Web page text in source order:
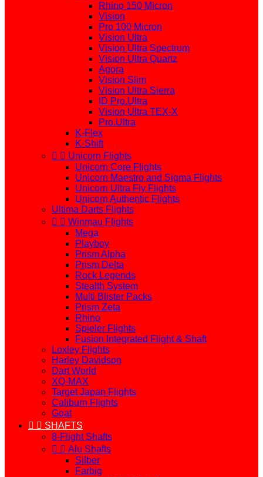
Rhino 150 Micron
Vision
Pro 100 Micron
Vision Ultra
Vision Ultra Spectrum
Vision Ultra Quartz
Agora
Vision Slim
Vision Ultra Sierra
ID Pro.Ultra
Vision Ultra TEX-X
Pro.Ultra
K-Flex
K-Shift
  Unicorn Flights
Unicorn Core Flights
Unicorn Maestro and Sigma Flights
Unicorn Ultra Fly Flights
Unicorn Authentic Flights
Ultima Darts Flights
  Winmau Flights
Mega
Playboy
Prism Alpha
Prism Delta
Rock Legends
Stealth System
Multi Blister Packs
Prism Zeta
Rhino
Spieler Flights
Fusion Integrated Flight & Shaft
Loxley Flights
Harley Davidson
Dart World
XQ-MAX
Target Japan Flights
Caliburn Flights
Goat
  SHAFTS
8-Flight Shafts
  Alu Shafts
Silber
Farbig